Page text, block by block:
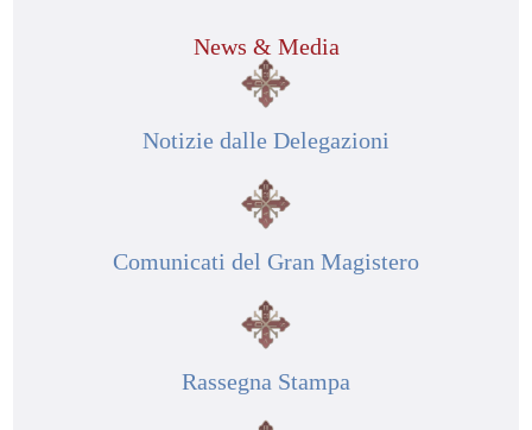
News & Media
Notizie dalle Delegazioni
Comunicati del Gran Magistero
Rassegna Stampa